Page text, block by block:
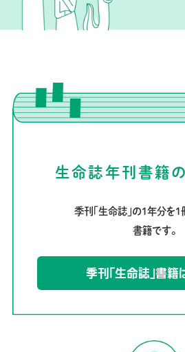
生命誌年刊書籍
季刊「生命誌」の1年分を1
書籍です。
季刊「生命誌」書籍